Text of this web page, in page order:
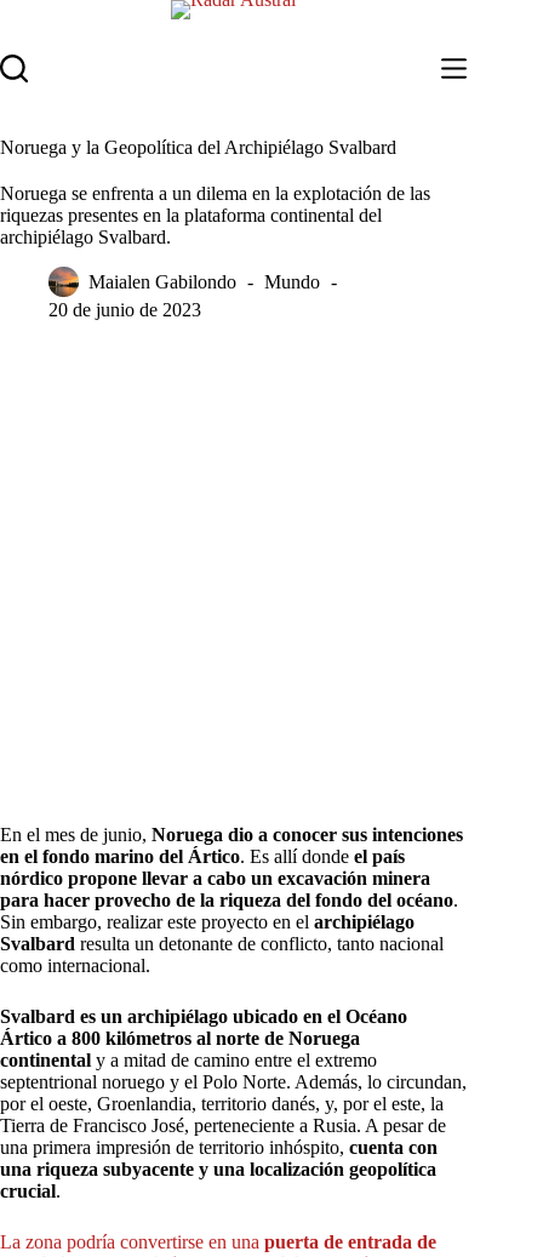
contenido
Noruega y la Geopolítica del Archipiélago Svalbard
Noruega se enfrenta a un dilema en la explotación de las
riquezas presentes en la plataforma continental del
archipiélago Svalbard.
Maialen Gabilondo
Mundo
20 de junio de 2023
En el mes de junio, Noruega dio a conocer sus intenciones
en el fondo marino del Ártico. Es allí donde el país
nórdico propone llevar a cabo un excavación minera
para hacer provecho de la riqueza del fondo del océano.
Sin embargo, realizar este proyecto en el archipiélago
Svalbard resulta un detonante de conflicto, tanto nacional
como internacional.
Svalbard es un archipiélago ubicado en el Océano
Ártico a 800 kilómetros al norte de Noruega
continental y a mitad de camino entre el extremo
septentrional noruego y el Polo Norte. Además, lo circundan,
por el oeste, Groenlandia, territorio danés, y, por el este, la
Tierra de Francisco José, perteneciente a Rusia. A pesar de
una primera impresión de territorio inhóspito, cuenta con
una riqueza subyacente y una localización geopolítica
crucial.
La zona podría convertirse en una puerta de entrada de